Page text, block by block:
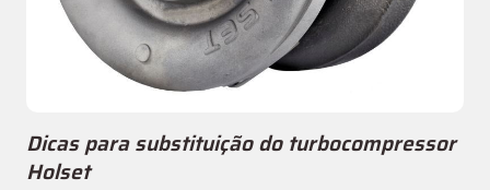
Dicas para substituição do turbocompressor
Holset